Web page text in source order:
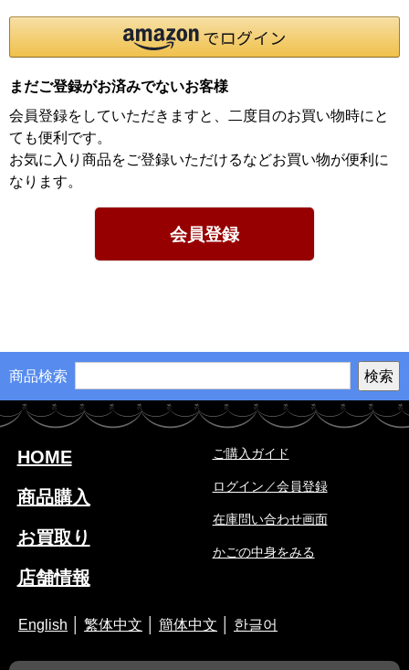
まだご登録がお済みでないお客様
会員登録をしていただきますと、二度目のお買い物時にと
ても便利です。
お気に入り商品をご登録いただけるなどお買い物が便利に
なります。
会員登録
商品検索
HOME
商品購入
お買取り
店舗情報
ご購入ガイド
ログイン／会員登録
在庫問い合わせ画面
かごの中身をみる
English 繁体中文 簡体中文 한글어